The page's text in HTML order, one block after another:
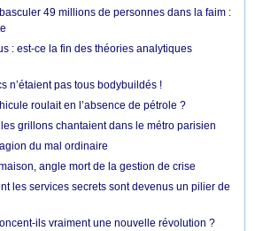
49 millions de personnes dans la faim :
: est-ce la fin des théories analytiques
n’étaient pas tous bodybuildés !
roulait en l’absence de pétrole ?
les grillons chantaient dans le métro parisien
du mal ordinaire
angle mort de la gestion de crise
les services secrets sont devenus un pilier de
ils vraiment une nouvelle révolution ?